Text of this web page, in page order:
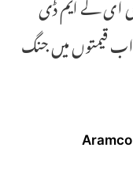
قیمتوں میں جنگ
Aramco